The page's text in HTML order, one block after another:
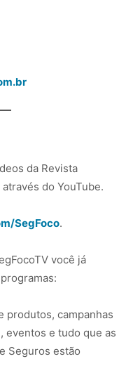
da Revista
do YouTube.
SegFoco.
você já
produtos, campanhas
eventos e tudo que as
Seguros estão